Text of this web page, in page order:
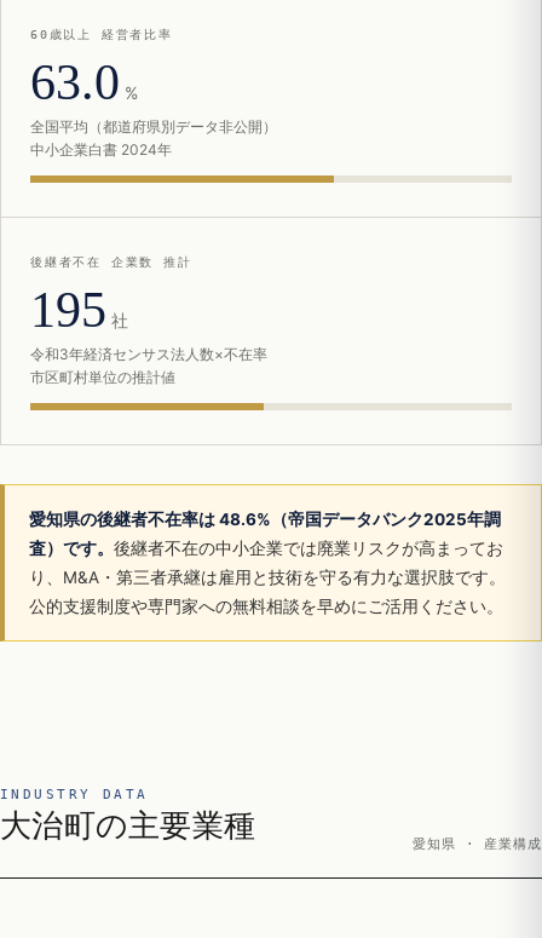
60歳以上 経営者比率
63.0 %
全国平均（都道府県別データ非公開）
中小企業白書 2024年
後継者不在 企業数 推計
195 社
令和3年経済センサス法人数×不在率
市区町村単位の推計値
愛知県の後継者不在率は 48.6%（帝国データバンク2025年調
査）です。 後継者不在の中小企業では廃業リスクが高まってお
り、M&A・第三者承継は雇用と技術を守る有力な選択肢です。
公的支援制度や専門家への無料相談を早めにご活用ください。
INDUSTRY DATA
大治町の主要業種
愛知県 · 産業構成